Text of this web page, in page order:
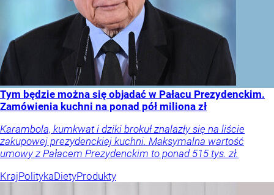
Tym będzie można się objadać w Pałacu Prezydenckim.
Zamówienia kuchni na ponad pół miliona zł
Karambola, kumkwat i dziki brokuł znalazły się na liście
zakupowej prezydenckiej kuchni. Maksymalna wartość
umowy z Pałacem Prezydenckim to ponad 515 tys. zł.
KrajPolitykaDietyProdukty